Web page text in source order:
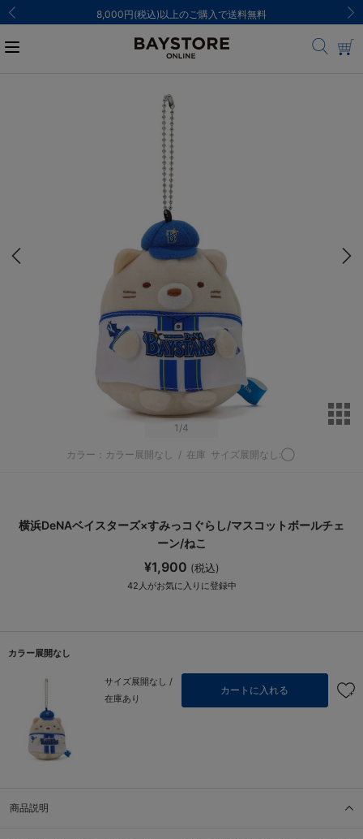
8,000円(税込)以上のご購入で送料無料
1 /4
カラー：カラー展開なし / 在庫 サイズ展開なし:◯
横浜DeNAベイスターズ×すみっコぐらし/マスコットボールチェ
ーン/ねこ
¥1,900 (税込)
42 人がお気に入りに登録中
カラー展開なし
サイズ展開なし /
在庫あり
カートに入れる
商品説明